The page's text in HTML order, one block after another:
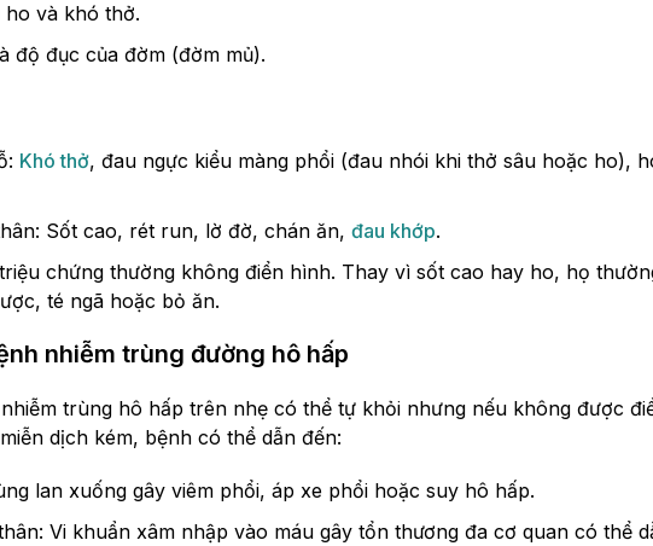
ho và khó thở.
độ đục của đờm (đờm mủ).
Khó thở, đau ngực kiểu màng phổi (đau nhói khi thở sâu hoặc ho),
Sốt cao, rét run, lờ đờ, chán ăn, đau khớp.
chứng thường không điển hình. Thay vì sốt cao hay ho, họ
té ngã hoặc bỏ ăn.
nhiễm trùng đường hô hấp
trùng hô hấp trên nhẹ có thể tự khỏi nhưng nếu không được
dịch kém, bệnh có thể dẫn đến:
lan xuống gây viêm phổi, áp xe phổi hoặc suy hô hấp.
Vi khuẩn xâm nhập vào máu gây tổn thương đa cơ quan có thể